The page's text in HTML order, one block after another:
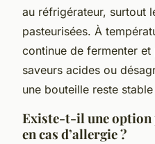
au réfrigérateur, surtout
pasteurisées. À
continue de fermenter
saveurs acides ou
une bouteille reste
Existe-t-il une option
en cas d’allergie ?